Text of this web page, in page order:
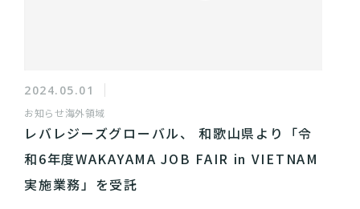
2024.05.01
お知らせ海外領域
レバレジーズグローバル、 和歌山県より「令
和6年度WAKAYAMA JOB FAIR in VIETNAM
実施業務」を受託